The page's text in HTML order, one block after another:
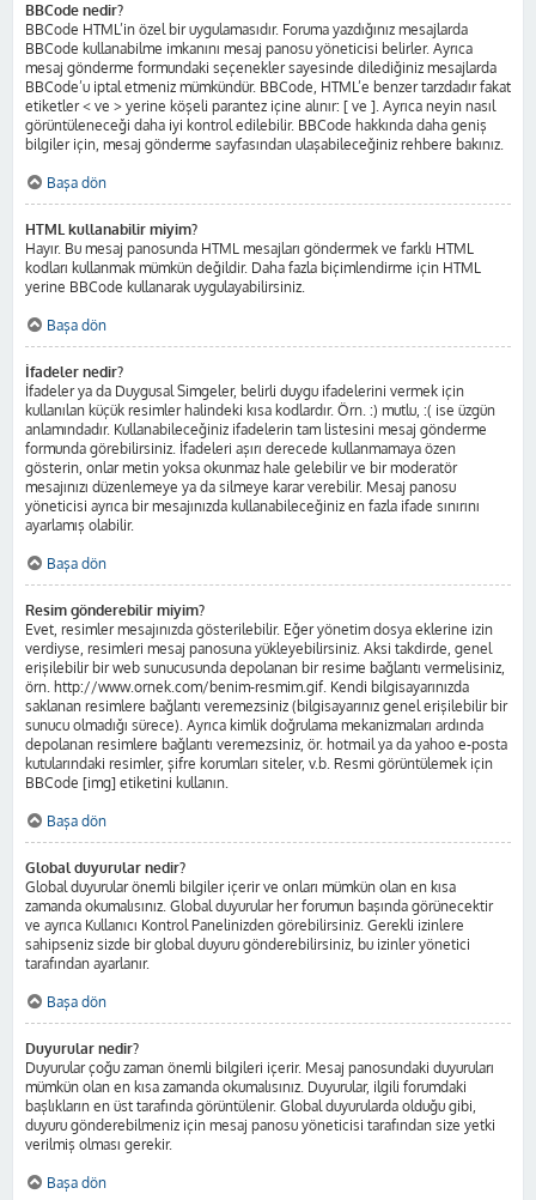
BBCode nedir?
BBCode HTML’in özel bir uygulamasıdır. Foruma yazdığınız mesajlarda
BBCode kullanabilme imkanını mesaj panosu yöneticisi belirler. Ayrıca
mesaj gönderme formundaki seçenekler sayesinde dilediğiniz mesajlarda
BBCode’u iptal etmeniz mümkündür. BBCode, HTML’e benzer tarzdadır fakat
etiketler < ve > yerine köşeli parantez içine alınır: [ ve ]. Ayrıca neyin nasıl
görüntüleneceği daha iyi kontrol edilebilir. BBCode hakkında daha geniş
bilgiler için, mesaj gönderme sayfasından ulaşabileceğiniz rehbere bakınız.
Başa dön
HTML kullanabilir miyim?
Hayır. Bu mesaj panosunda HTML mesajları göndermek ve farklı HTML
kodları kullanmak mümkün değildir. Daha fazla biçimlendirme için HTML
yerine BBCode kullanarak uygulayabilirsiniz.
Başa dön
İfadeler nedir?
İfadeler ya da Duygusal Simgeler, belirli duygu ifadelerini vermek için
kullanılan küçük resimler halindeki kısa kodlardır. Örn. :) mutlu, :( ise üzgün
anlamındadır. Kullanabileceğiniz ifadelerin tam listesini mesaj gönderme
formunda görebilirsiniz. İfadeleri aşırı derecede kullanmamaya özen
gösterin, onlar metin yoksa okunmaz hale gelebilir ve bir moderatör
mesajınızı düzenlemeye ya da silmeye karar verebilir. Mesaj panosu
yöneticisi ayrıca bir mesajınızda kullanabileceğiniz en fazla ifade sınırını
ayarlamış olabilir.
Başa dön
Resim gönderebilir miyim?
Evet, resimler mesajınızda gösterilebilir. Eğer yönetim dosya eklerine izin
verdiyse, resimleri mesaj panosuna yükleyebilirsiniz. Aksi takdirde, genel
erişilebilir bir web sunucusunda depolanan bir resime bağlantı vermelisiniz,
örn. http://www.ornek.com/benim-resmim.gif. Kendi bilgisayarınızda
saklanan resimlere bağlantı veremezsiniz (bilgisayarınız genel erişilebilir bir
sunucu olmadığı sürece). Ayrıca kimlik doğrulama mekanizmaları ardında
depolanan resimlere bağlantı veremezsiniz, ör. hotmail ya da yahoo e-posta
kutularındaki resimler, şifre korumları siteler, v.b. Resmi görüntülemek için
BBCode [img] etiketini kullanın.
Başa dön
Global duyurular nedir?
Global duyurular önemli bilgiler içerir ve onları mümkün olan en kısa
zamanda okumalısınız. Global duyurular her forumun başında görünecektir
ve ayrıca Kullanıcı Kontrol Panelinizden görebilirsiniz. Gerekli izinlere
sahipseniz sizde bir global duyuru gönderebilirsiniz, bu izinler yönetici
tarafından ayarlanır.
Başa dön
Duyurular nedir?
Duyurular çoğu zaman önemli bilgileri içerir. Mesaj panosundaki duyuruları
mümkün olan en kısa zamanda okumalısınız. Duyurular, ilgili forumdaki
başlıkların en üst tarafında görüntülenir. Global duyurularda olduğu gibi,
duyuru gönderebilmeniz için mesaj panosu yöneticisi tarafından size yetki
verilmiş olması gerekir.
Başa dön